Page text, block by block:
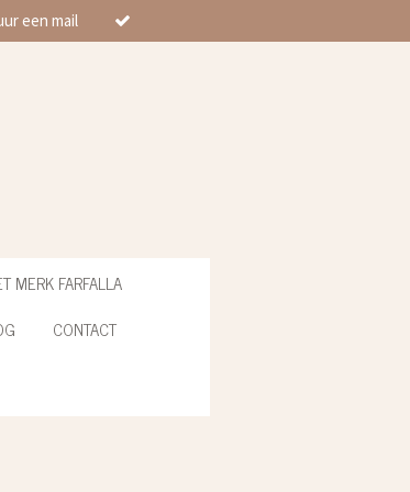
een mail
MERK FARFALLA
CONTACT